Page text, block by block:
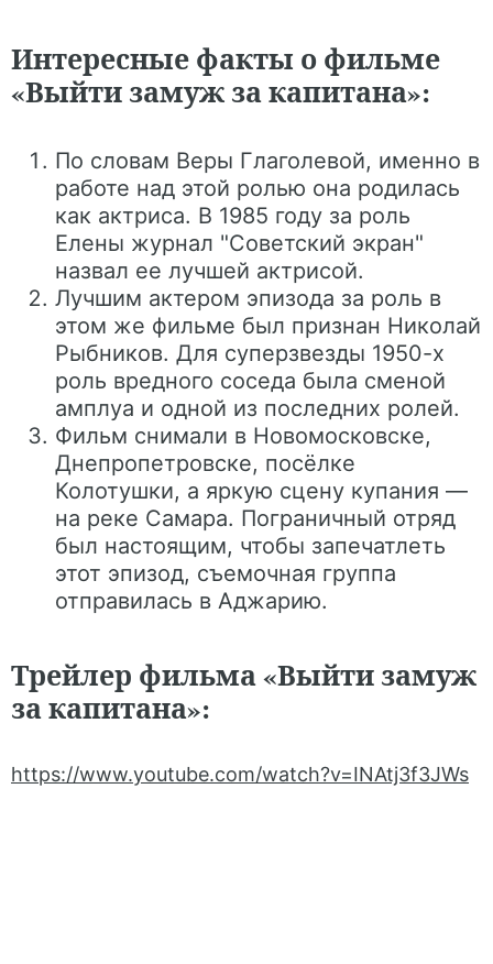
Интересные факты о фильме
«Выйти замуж за капитана»:
По словам Веры Глаголевой, именно в
работе над этой ролью она родилась
как актриса. В 1985 году за роль
Елены журнал "Советский экран"
назвал ее лучшей актрисой.
Лучшим актером эпизода за роль в
этом же фильме был признан Николай
Рыбников. Для суперзвезды 1950-х
роль вредного соседа была сменой
амплуа и одной из последних ролей.
Фильм снимали в Новомосковске,
Днепропетровске, посёлке
Колотушки, а яркую сцену купания —
на реке Самара. Пограничный отряд
был настоящим, чтобы запечатлеть
этот эпизод, съемочная группа
отправилась в Аджарию.
Трейлер фильма «Выйти замуж
за капитана»:
https://www.youtube.com/watch?v=INAtj3f3JWs